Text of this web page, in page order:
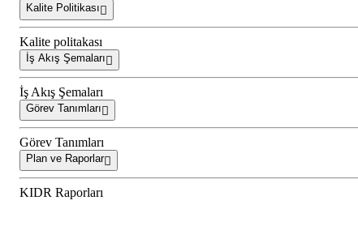
Kalite Politikası
Kalite politakası
İş Akış Şemaları
İş Akış Şemaları
Görev Tanımları
Görev Tanımları
Plan ve Raporlar
KIDR Raporları